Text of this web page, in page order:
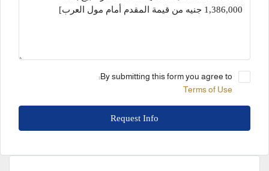
By submitting this form you agree to:
Terms of Use
Request Info